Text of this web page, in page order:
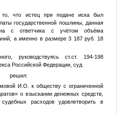
что истец при подаче иска был
государственной пошлины, данная
с ответчика с учётом объёма
а именно в размере 3 187 руб. 18
руководствуясь ст.ст. 194-198
Российской Федерации, суд
решил:
И.О.
к обществу с ограниченной
о взыскании денежных средств,
расходов удовлетворить в